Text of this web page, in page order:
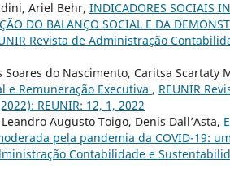
Ariel Behr, INDICADORES SOCIAIS
DO BALANÇO SOCIAL E DA
Revista de Administração
do Nascimento, Caritsa Scartaty
Remuneração Executiva , REUNIR
REUNIR: 12, 1, 2022
Augusto Toigo, Denis Dall’Asta,
pela pandemia da COVID-19:
Contabilidade e